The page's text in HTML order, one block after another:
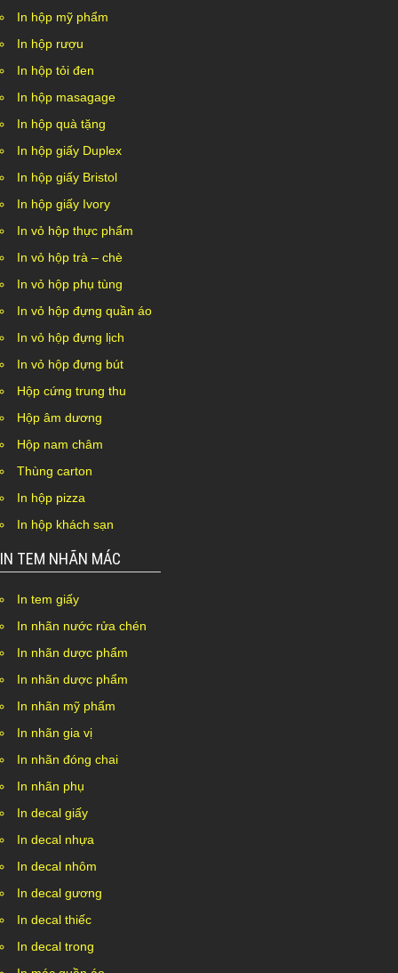
In hộp mỹ phẩm
In hộp rượu
In hộp tỏi đen
In hộp masagage
In hộp quà tặng
In hộp giấy Duplex
In hộp giấy Bristol
In hộp giấy Ivory
In vỏ hộp thực phẩm
In vỏ hộp trà – chè
In vỏ hộp phụ tùng
In vỏ hộp đựng quần áo
In vỏ hộp đựng lịch
In vỏ hộp đựng bút
Hộp cứng trung thu
Hộp âm dương
Hộp nam châm
Thùng carton
In hộp pizza
In hộp khách sạn
IN TEM NHÃN MÁC
In tem giấy
In nhãn nước rửa chén
In nhãn dược phẩm
In nhãn dược phẩm
In nhãn mỹ phẩm
In nhãn gia vị
In nhãn đóng chai
In nhãn phụ
In decal giấy
In decal nhựa
In decal nhôm
In decal gương
In decal thiếc
In decal trong